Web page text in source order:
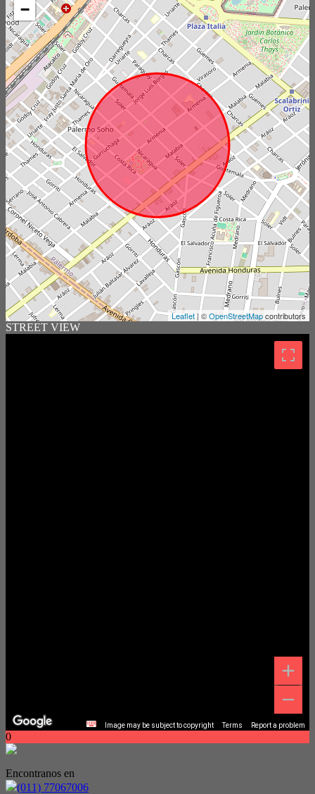
−
Leaflet| ©OpenStreetMapcontributors
STREET VIEW
Image may be subject to copyright Terms Report a problem
0
Encontranos en
(011) 77067006